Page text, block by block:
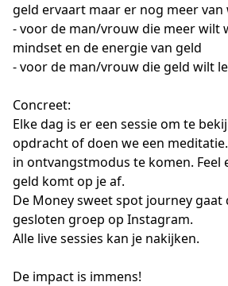
geld ervaart maar er nog meer van
- voor de man/vrouw die meer wilt
mindset en de energie van geld
- voor de man/vrouw die geld wilt
Concreet:
Elke dag is er een sessie om te
opdracht of doen we een
in ontvangstmodus te komen. Feel
geld komt op je af.
De Money sweet spot journey gaat
gesloten groep op Instagram.
Alle live sessies kan je nakijken.
De impact is immens!